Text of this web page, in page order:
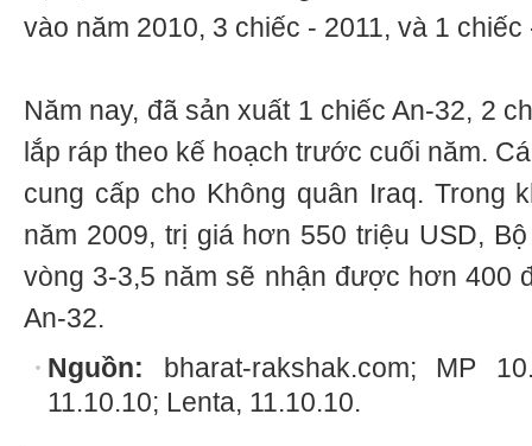
vào năm 2010, 3 chiếc - 2011, và 1 chiếc
Năm nay, đã sản xuất 1 chiếc An-32, 2
lắp ráp theo kế hoạch trước cuối năm.
cung cấp cho Không quân Iraq. Trong
năm 2009, trị giá hơn 550 triệu USD,
vòng 3-3,5 năm sẽ nhận được hơn 400
An-32.
Nguồn: bharat-rakshak.com; MP
11.10.10; Lenta, 11.10.10.